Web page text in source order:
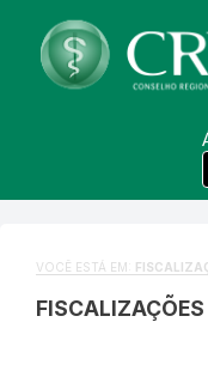
VOCÊ ESTÁ EM:
FISCALIZAÇÕES